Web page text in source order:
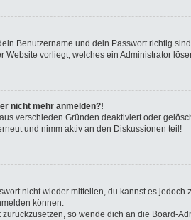
Benutzername und dein Passwort richtig
vorliegt, welches ein Administrator
nicht mehr anmelden?!
verschieden Gründen deaktiviert oder
und nimm aktiv an den Diskussionen teil!
nicht wieder mitteilen, du kannst es
können.
so wende dich an die Board-